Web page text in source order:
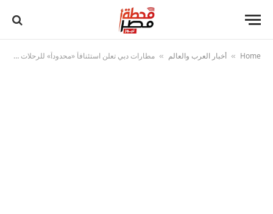
Home
» أخبار العرب والعالم » مطارات دبي تعلن استئنافاً «محدوداً» للرحلات اعتباراً من مساء اليوم